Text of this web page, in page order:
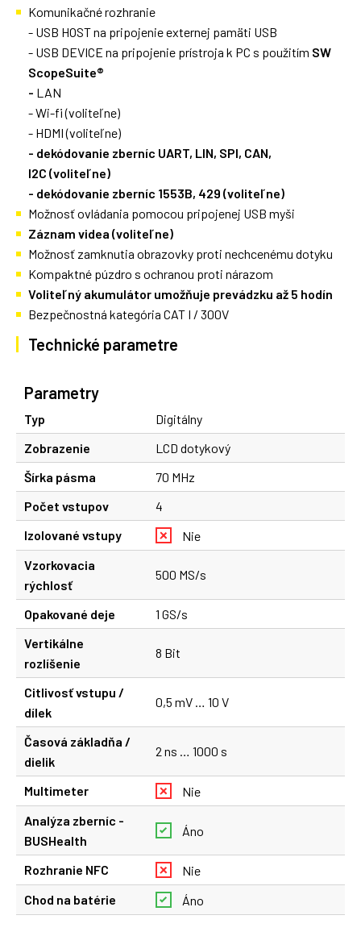
Komunikačné rozhranie
- USB HOST na pripojenie externej pamäti USB
- USB DEVICE na pripojenie prístroja k PC s použitím SW
ScopeSuite®
- LAN
- Wi-fi (voliteľne)
- HDMI (voliteľne)
- dekódovanie zberníc UART, LIN, SPI, CAN,
I2C (voliteľne)
- dekódovanie zberníc 1553B, 429 (voliteľne)
Možnosť ovládania pomocou pripojenej USB myši
Záznam videa (voliteľne)
Možnosť zamknutia obrazovky proti nechcenému dotyku
Kompaktné púzdro s ochranou proti nárazom
Voliteľný akumulátor umožňuje prevádzku až 5 hodín
Bezpečnostná kategória CAT I / 300V
Technické parametre
Parametry
Typ
Digitálny
Zobrazenie
LCD dotykový
Šírka pásma
70 MHz
Počet vstupov
4
Izolované vstupy
Nie
Vzorkovacia
rýchlosť
500 MS/s
Opakované deje
1 GS/s
Vertikálne
rozlíšenie
8 Bit
Citlivosť vstupu /
dílek
0,5 mV … 10 V
Časová základňa /
dielik
2 ns … 1000 s
Multimeter
Nie
Analýza zberníc -
BUSHealth
Áno
Rozhranie NFC
Nie
Chod na batérie
Áno